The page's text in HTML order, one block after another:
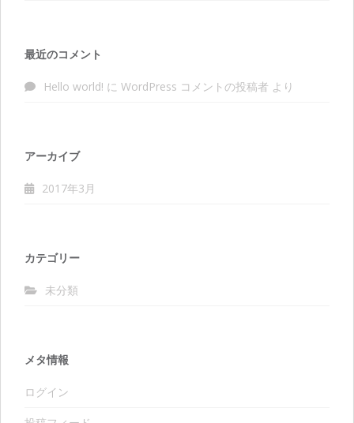
最近のコメント
Hello world! に WordPress コメントの投稿者 より
アーカイブ
2017年3月
カテゴリー
未分類
メタ情報
ログイン